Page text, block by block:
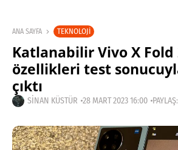
ANA SAYFA TEKNOLOJI
Katlanabilir Vivo X
özellikleri test
çıktı
SINAN KÜSTÜR 28 MART 2023 16:00 PAYLAŞ: